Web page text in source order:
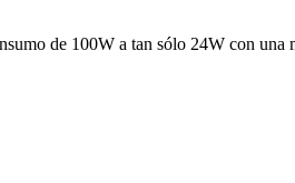
de 100W a tan sólo 24W con una